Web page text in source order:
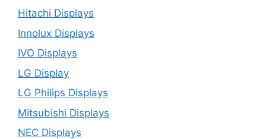
Hitachi Displays
Innolux Displays
IVO Displays
LG Display
LG Philips Displays
Mitsubishi Displays
NEC Displays